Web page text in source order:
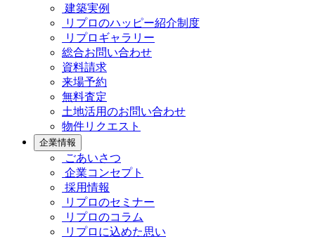
建築実例
リプロのハッピー紹介制度
リプロギャラリー
総合お問い合わせ
資料請求
来場予約
無料査定
土地活用のお問い合わせ
物件リクエスト
企業情報
ごあいさつ
企業コンセプト
採用情報
リプロのセミナー
リプロのコラム
リプロに込めた思い